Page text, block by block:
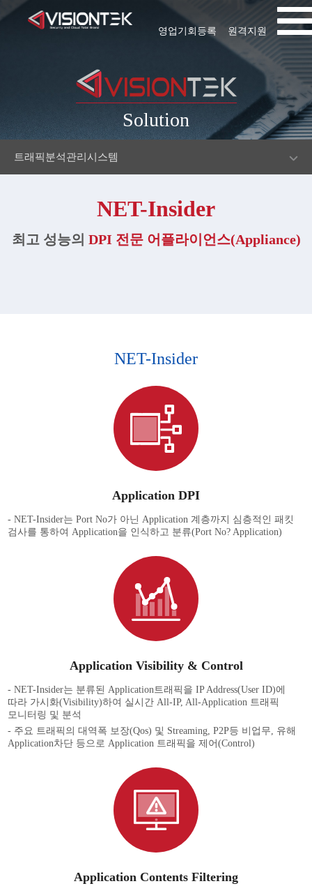
원격지원
영업기회등록
Solution
트래픽분석관리시스템
NET-Insider
최고 성능의 DPI 전문 어플라이언스(Appliance)
NET-Insider
Application DPI
- NET-Insider는 Port No가 아닌 Application 계층까지 심층적인 패킷
검사를 통하여 Application을 인식하고 분류(Port No? Application)
Application Visibility & Control
- NET-Insider는 분류된 Application트래픽을 IP Address(User ID)에
따라 가시화(Visibility)하여 실시간 All-IP, All-Application 트래픽
모니터링 및 분석
- 주요 트래픽의 대역폭 보장(Qos) 및 Streaming, P2P등 비업무, 유해
Application차단 등으로 Application 트래픽을 제어(Control)
Application Contents Filtering